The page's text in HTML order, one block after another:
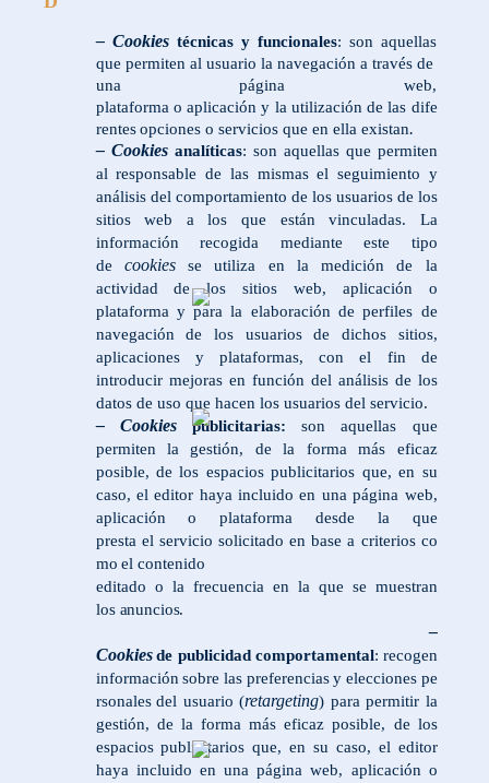
– Cookies técnicas y funcionales: son aquellas
que permiten al usuario la navegación a través de
una
página web,
plataforma o aplicación y la utilización de las dife
rentes opciones o servicios que en ella existan.
– Cookies analíticas: son aquellas que permiten
al responsable de las mismas el seguimiento y
análisis del comportamiento de los usuarios de los
sitios web a los que están vinculadas. La
información recogida mediante este tipo
de cookiesse utiliza en la medición de la
actividad de los sitios web, aplicación o
plataforma y para la elaboración de perfiles de
navegación de los usuarios de dichos sitios,
aplicaciones y plataformas, con el fin de
introducir mejoras en función del análisis de los
datos de uso que hacen los usuarios del servicio.
– Cookies publicitarias:son aquellas que
permiten la gestión, de la forma más eficaz
posible, de los espacios publicitarios que, en su
caso, el editor haya incluido en una página web,
aplicación o plataforma desde la que
presta el servicio solicitado en base a criterios co
mo el contenido
editado o la frecuencia en la que se muestran
los anuncios.
–
Cookies de publicidad comportamental: recogen
información sobre las preferencias y elecciones pe
rsonales del usuario (retargeting) para permitir la
gestión, de la forma más eficaz posible, de los
espacios publicitarios que, en su caso, el editor
haya incluido en una página web, aplicación o